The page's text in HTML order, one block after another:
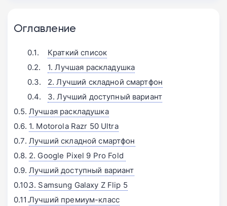
Оглавление
Краткий список
1. Лучшая раскладушка
2. Лучший складной смартфон
3. Лучший доступный вариант
Лучшая раскладушка
1. Motorola Razr 50 Ultra
Лучший складной смартфон
2. Google Pixel 9 Pro Fold 󠁩󠁩󠁩󠁩󠁩󠁩
Лучший доступный вариант
3. Samsung Galaxy Z Flip 5
Лучший премиум-класс